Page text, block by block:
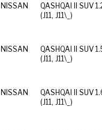
NISSAN
QASHQAI II SUV
(J11, J11\_)
NISSAN
QASHQAI II SUV
(J11, J11\_)
NISSAN
QASHQAI II SUV
(J11, J11\_)